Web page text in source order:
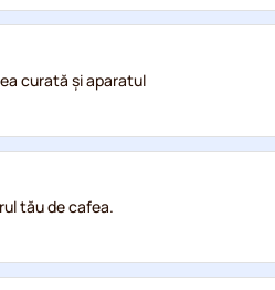
curată și aparatul
tău de cafea.